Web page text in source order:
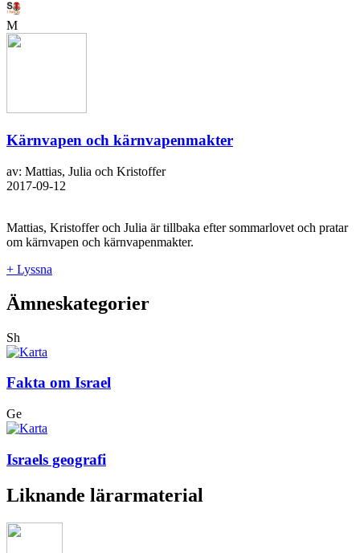
M
Kärnvapen och kärnvapenmakter
av: Mattias, Julia och Kristoffer
2017-09-12
Mattias, Kristoffer och Julia är tillbaka efter sommarlovet och pratar
om kärnvapen och kärnvapenmakter.
+ Lyssna
Ämneskategorier
Sh
Fakta om Israel
Ge
Israels geografi
Liknande lärarmaterial